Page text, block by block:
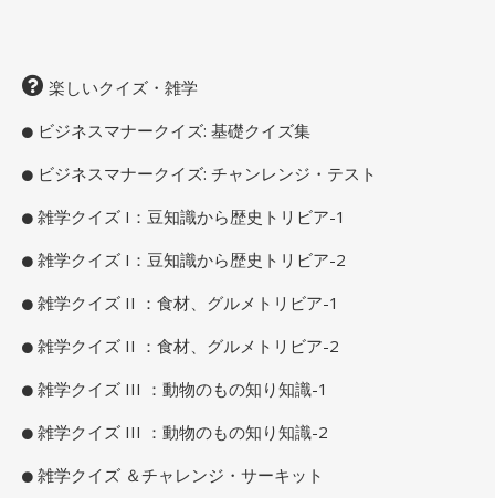
楽しいクイズ・雑学
ビジネスマナークイズ: 基礎クイズ集
ビジネスマナークイズ: チャンレンジ・テスト
雑学クイズ I：豆知識から歴史トリビア-1
雑学クイズ I：豆知識から歴史トリビア-2
雑学クイズ II ：食材、グルメトリビア-1
雑学クイズ II ：食材、グルメトリビア-2
雑学クイズ III ：動物のもの知り知識-1
雑学クイズ III ：動物のもの知り知識-2
雑学クイズ ＆チャレンジ・サーキット